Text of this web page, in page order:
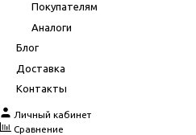
Покупателям
Аналоги
Блог
Доставка
Контакты
Личный кабинет
Сравнение